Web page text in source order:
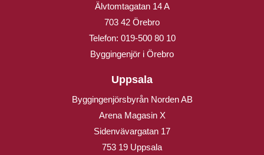
Älvtomtagatan 14 A
703 42 Örebro
Telefon: 019-500 80 10
Byggingenjör i Örebro
Uppsala
Byggingenjörsbyrån Norden AB
Arena Magasin X
Sidenvävargatan 17
753 19 Uppsala